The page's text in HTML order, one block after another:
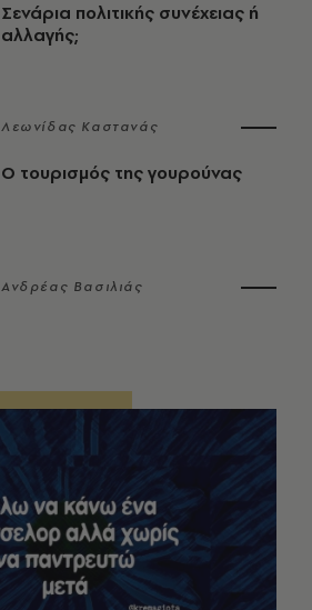
Σενάρια πολιτικής συνέχειας ή
αλλαγής;
Λεωνίδας Καστανάς
Ο τουρισμός της γουρούνας
Ανδρέας Βασιλιάς